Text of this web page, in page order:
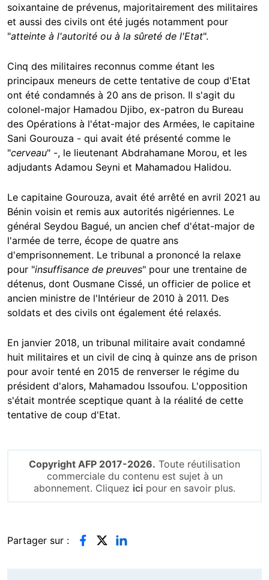
soixantaine de prévenus, majoritairement des militaires
et aussi des civils ont été jugés notamment pour
"atteinte à l'autorité ou à la sûreté de l'Etat".
Cinq des militaires reconnus comme étant les
principaux meneurs de cette tentative de coup d'Etat
ont été condamnés à 20 ans de prison. Il s'agit du
colonel-major Hamadou Djibo, ex-patron du Bureau
des Opérations à l'état-major des Armées, le capitaine
Sani Gourouza - qui avait été présenté comme le
"cerveau" -, le lieutenant Abdrahamane Morou, et les
adjudants Adamou Seyni et Mahamadou Halidou.
Le capitaine Gourouza, avait été arrêté en avril 2021 au
Bénin voisin et remis aux autorités nigériennes. Le
général Seydou Bagué, un ancien chef d'état-major de
l'armée de terre, écope de quatre ans
d'emprisonnement. Le tribunal a prononcé la relaxe
pour "insuffisance de preuves" pour une trentaine de
détenus, dont Ousmane Cissé, un officier de police et
ancien ministre de l'Intérieur de 2010 à 2011. Des
soldats et des civils ont également été relaxés.
En janvier 2018, un tribunal militaire avait condamné
huit militaires et un civil de cinq à quinze ans de prison
pour avoir tenté en 2015 de renverser le régime du
président d'alors, Mahamadou Issoufou. L'opposition
s'était montrée sceptique quant à la réalité de cette
tentative de coup d'Etat.
Copyright AFP 2017-2026. Toute réutilisation
commerciale du contenu est sujet à un
abonnement. Cliquez ici pour en savoir plus.
Partager sur :